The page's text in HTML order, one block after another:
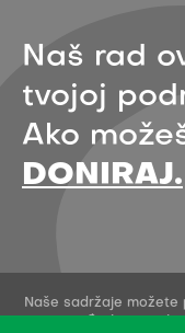
Naš rad
tvojoj
Ako
DONIRAJ.
Naše sadržaje možete